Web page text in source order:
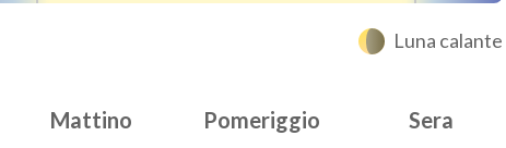
Luna calante
Mattino Pomeriggio Sera